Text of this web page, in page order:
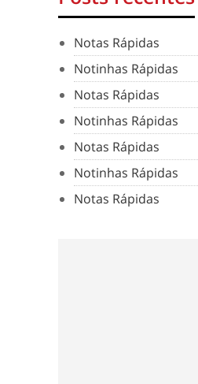
Notas Rápidas
Notinhas Rápidas
Notas Rápidas
Notinhas Rápidas
Notas Rápidas
Notinhas Rápidas
Notas Rápidas